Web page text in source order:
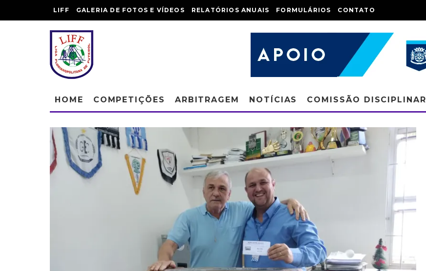
LIFF GALERIA DE FOTOS E VÍDEOS RELATÓRIOS ANUAIS FORMULÁRIOS CONTATO
HOME COMPETIÇÕES ARBITRAGEM NOTÍCIAS COMISSÃO DISCIPLINAR